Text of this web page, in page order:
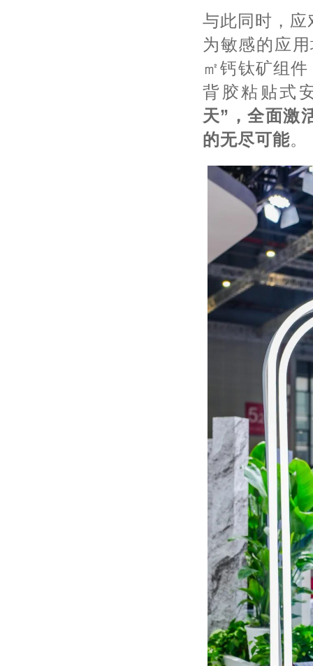
与此同时，
为敏感的应
㎡钙钛矿组
背胶粘贴式
天” ，全面激
的无尽可能。